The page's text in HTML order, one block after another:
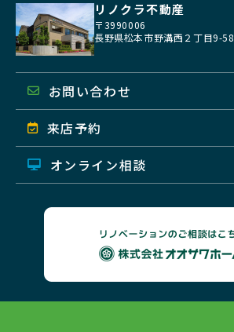
リノクラ不動産
〒3990006
長野県松本市野溝西２丁目9-58
お問い合わせ
来店予約
オンライン相談